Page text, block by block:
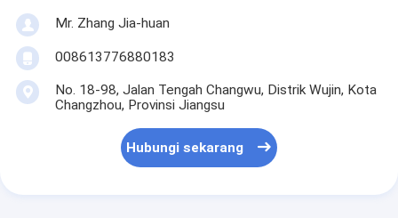
Mr. Zhang Jia-huan
008613776880183
No. 18-98, Jalan Tengah Changwu, Distrik Wujin, Kota
Changzhou, Provinsi Jiangsu
Hubungi sekarang